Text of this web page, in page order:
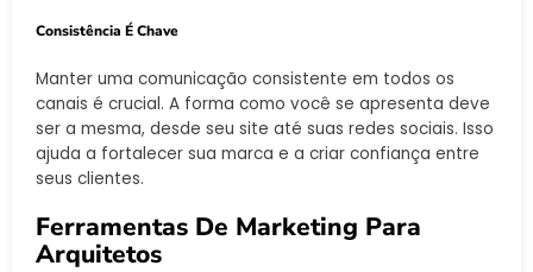
Consistência É Chave
Manter uma comunicação consistente em todos os
canais é crucial. A forma como você se apresenta deve
ser a mesma, desde seu site até suas redes sociais. Isso
ajuda a fortalecer sua marca e a criar confiança entre
seus clientes.
Ferramentas De Marketing Para
Arquitetos